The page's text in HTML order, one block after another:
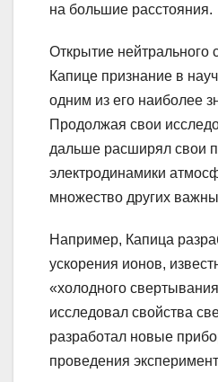
на большие расстояния.
Открытие нейтрального
Капице признание в
одним из его наиболее
Продолжая свои
дальше расширял свои
электродинамики
множество других
Например, Капица
ускорения ионов,
«холодного
исследовал свойства
разработал новые
проведения